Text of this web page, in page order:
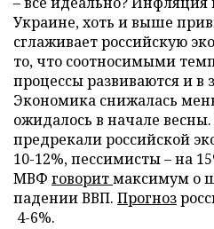
Украине, хоть и выше
сглаживает российскую
то, что соотносимыми
процессы развиваются и в
Экономика снижалась
ожидалось в начале
предрекали российской
10-12%, пессимисты – на
МВФ говоритмаксимум о
падении ВВП. Прогноз
4-6%.